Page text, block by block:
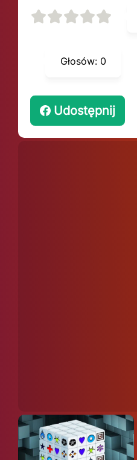
Głosów: 0
Udostępnij